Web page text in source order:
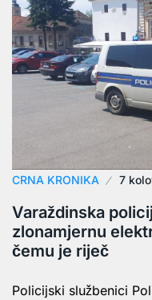
CRNA KRONIKA 7
Varaždinska
zlonamjernu
čemu je riječ
Policijski službenici